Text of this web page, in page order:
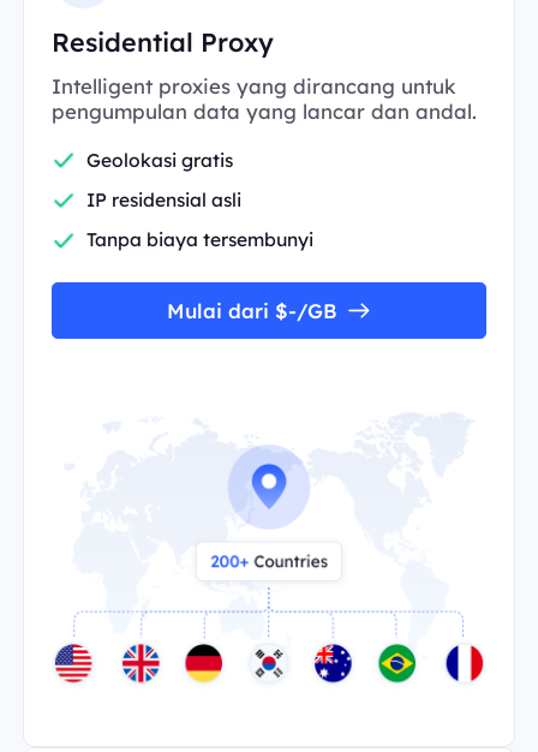
Residential Proxy
Intelligent proxies yang dirancang untuk
pengumpulan data yang lancar dan andal.
Geolokasi gratis
IP residensial asli
Tanpa biaya tersembunyi
Mulai dari $-/GB